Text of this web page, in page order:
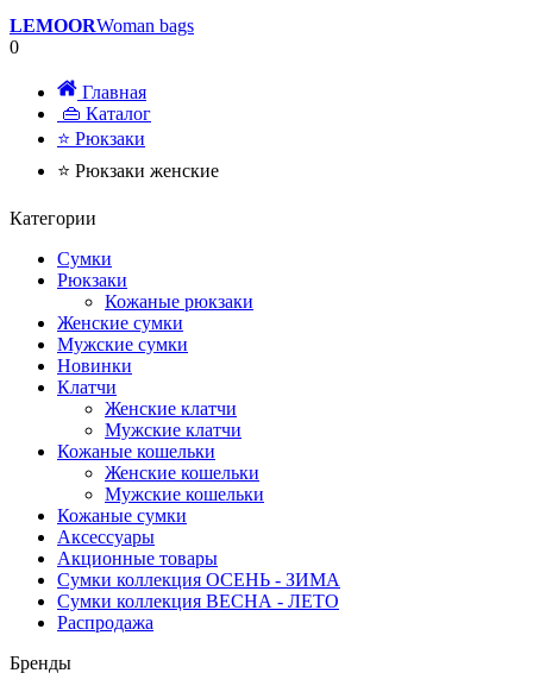
LEMOORWoman bags
0
Главная
👜 Каталог
⭐ Рюкзаки
⭐ Рюкзаки женские
Категории
Сумки
Рюкзаки
Кожаные рюкзаки
Женские сумки
Мужские сумки
Новинки
Клатчи
Женские клатчи
Мужские клатчи
Кожаные кошельки
Женские кошельки
Мужские кошельки
Кожаные сумки
Аксессуары
Акционные товары
Сумки коллекция ОСЕНЬ - ЗИМА
Сумки коллекция ВЕСНА - ЛЕТО
Распродажа
Бренды